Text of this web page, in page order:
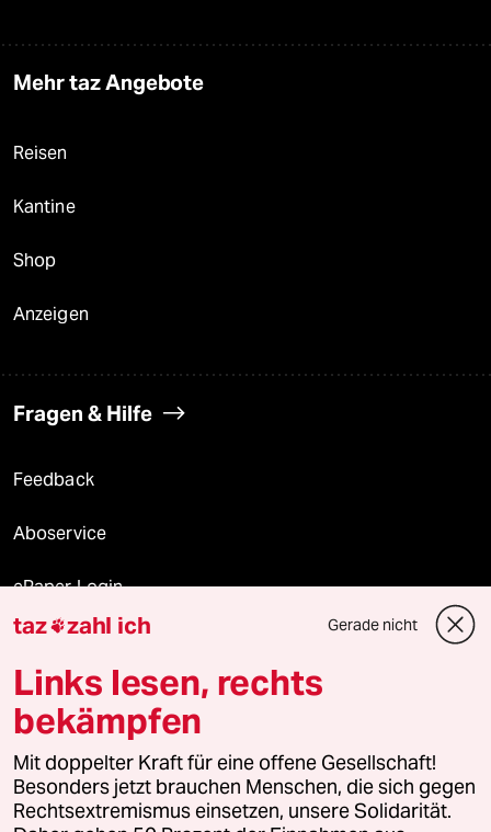
Mehr taz Angebote
Reisen
Kantine
Shop
Anzeigen
Fragen & Hilfe
Feedback
Aboservice
ePaper Login
Downloads für Abonnierende
© 2026 taz Verlags und Vertriebs GmbH
Alle Rechte vorbehalten. Bei rechtlichen Fragen oder für Genehmigungen
wenden Sie sich bitte an
lizenzen@taz.de
taz zahl ich Gerade nicht
Links lesen, rechts
bekämpfen
Mit doppelter Kraft für eine offene Gesellschaft!
Besonders jetzt brauchen Menschen, die sich gegen
Rechtsextremismus einsetzen, unsere Solidarität.